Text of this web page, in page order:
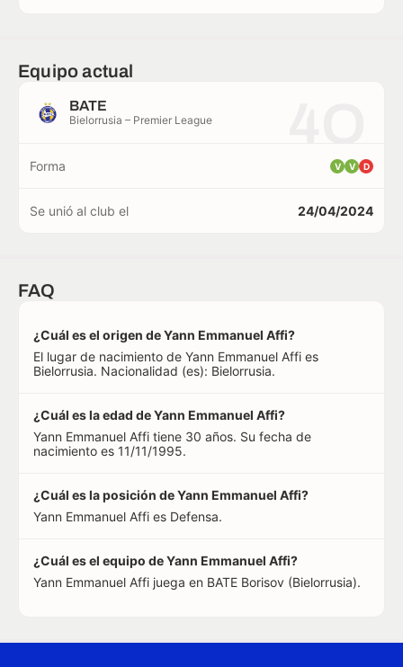
Equipo actual
BATE
Bielorrusia – Premier League
Forma V V D
Se unió al club el 24/04/2024
FAQ
¿Cuál es el origen de Yann Emmanuel Affi?
El lugar de nacimiento de Yann Emmanuel Affi es
Bielorrusia. Nacionalidad (es): Bielorrusia.
¿Cuál es la edad de Yann Emmanuel Affi?
Yann Emmanuel Affi tiene 30 años. Su fecha de
nacimiento es 11/11/1995.
¿Cuál es la posición de Yann Emmanuel Affi?
Yann Emmanuel Affi es Defensa.
¿Cuál es el equipo de Yann Emmanuel Affi?
Yann Emmanuel Affi juega en BATE Borisov (Bielorrusia).